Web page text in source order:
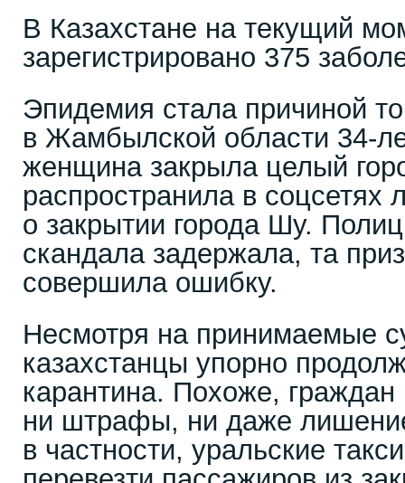
В Казахстане на текущий
зарегистрировано 375
Эпидемия стала причиной
в Жамбылской области 34-
женщина закрыла целый
распространила в
о закрытии города Шу.
скандала задержала, та
совершила ошибку.
Несмотря на принимаемые
казахстанцы упорно
карантина. Похоже, граждан
ни штрафы, ни даже
в частности, уральские